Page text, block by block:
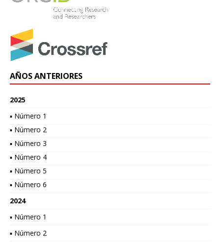
AÑOS ANTERIORES
2025
▪ Número 1
▪ Número 2
▪ Número 3
▪ Número 4
▪ Número 5
▪ Número 6
2024
▪ Número 1
▪ Número 2